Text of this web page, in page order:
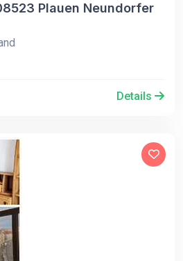
Plauen Neundorfer
Details